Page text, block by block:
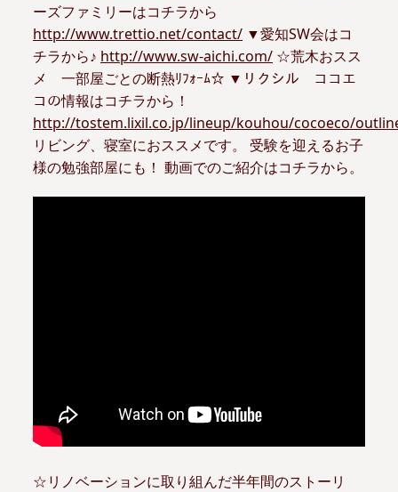
ーズファミリーはコチラから
http://www.trettio.net/contact/ ▼愛知SW会はコ
チラから♪ http://www.sw-aichi.com/ ☆荒木おスス
メ 一部屋ごとの断熱ﾘﾌｫｰﾑ☆ ▼リクシル ココエ
コの情報はコチラから！
http://tostem.lixil.co.jp/lineup/kouhou/cocoeco/
リビング、寝室におススメです。 受験を迎えるお子
様の勉強部屋にも！ 動画でのご紹介はコチラから。
☆リノベーションに取り組んだ半年間のストーリ